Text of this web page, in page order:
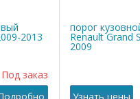
2013
Под заказ
порог
Renault Grand
2009
Узнать цены